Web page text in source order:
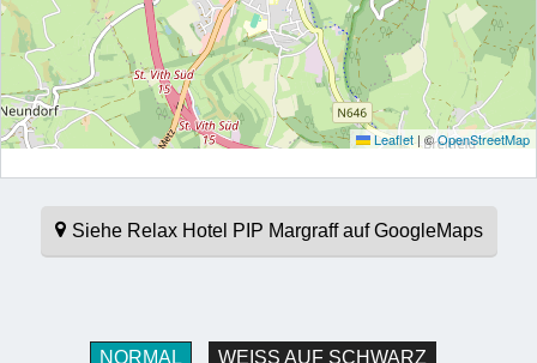
Leaflet |©OpenStreetMap
Siehe Relax Hotel PIP Margraff auf GoogleMaps
NORMAL WEISS AUF SCHWARZ